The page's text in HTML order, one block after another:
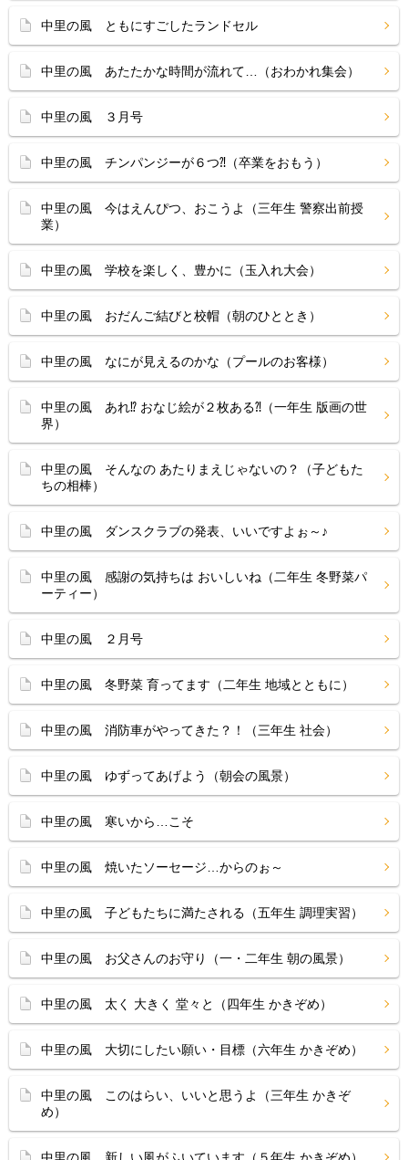
中里の風 ともにすごしたランドセル
中里の風 あたたかな時間が流れて…（おわかれ集会）
中里の風 ３月号
中里の風 チンパンジーが６つ⁈（卒業をおもう）
中里の風 今はえんぴつ、おこうよ（三年生 警察出前授
業）
中里の風 学校を楽しく、豊かに（玉入れ大会）
中里の風 おだんご結びと校帽（朝のひととき）
中里の風 なにが見えるのかな（プールのお客様）
中里の風 あれ⁉ おなじ絵が２枚ある⁈（一年生 版画の世
界）
中里の風 そんなの あたりまえじゃないの？（子どもた
ちの相棒）
中里の風 ダンスクラブの発表、いいですよぉ～♪
中里の風 感謝の気持ちは おいしいね（二年生 冬野菜パ
ーティー）
中里の風 ２月号
中里の風 冬野菜 育ってます（二年生 地域とともに）
中里の風 消防車がやってきた？！（三年生 社会）
中里の風 ゆずってあげよう（朝会の風景）
中里の風 寒いから…こそ
中里の風 焼いたソーセージ…からのぉ～
中里の風 子どもたちに満たされる（五年生 調理実習）
中里の風 お父さんのお守り（一・二年生 朝の風景）
中里の風 太く 大きく 堂々と（四年生 かきぞめ）
中里の風 大切にしたい願い・目標（六年生 かきぞめ）
中里の風 このはらい、いいと思うよ（三年生 かきぞ
め）